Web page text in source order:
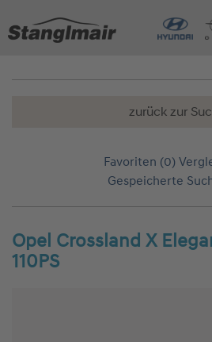
zurück zur
Favoriten (0)
Gespeicherte
Opel Crossland X
110PS